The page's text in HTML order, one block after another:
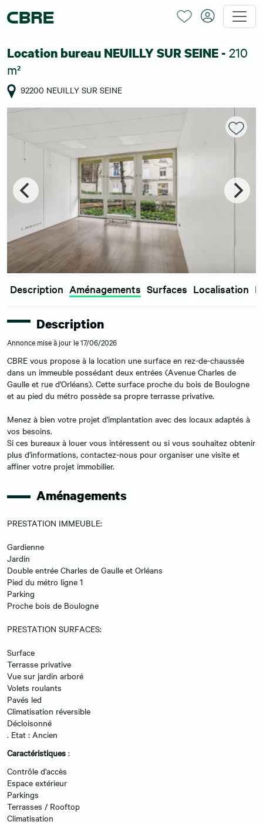
Location bureau NEUILLY SUR SEINE - 210
m²
92200 NEUILLY SUR SEINE
Description Aménagements Surfaces Localisation
Description
Annonce mise à jour le 17/06/2026
CBRE vous propose à la location une surface en rez-de-chaussée
dans un immeuble possédant deux entrées (Avenue Charles de
Gaulle et rue d'Orléans). Cette surface proche du bois de Boulogne
et au pied du métro possède sa propre terrasse privative.
Menez à bien votre projet d'implantation avec des locaux adaptés à
vos besoins.
Si ces bureaux à louer vous intéressent ou si vous souhaitez obtenir
plus d'informations, contactez-nous pour organiser une visite et
affiner votre projet immobilier.
Aménagements
PRESTATION IMMEUBLE:
Gardienne
Jardin
Double entrée Charles de Gaulle et Orléans
Pied du métro ligne 1
Parking
Proche bois de Boulogne
PRESTATION SURFACES:
Surface
Terrasse privative
Vue sur jardin arboré
Volets roulants
Pavés led
Climatisation réversible
Décloisonné
. Etat : Ancien
Caractéristiques :
Contrôle d'accès
Espace extérieur
Parkings
Terrasses / Rooftop
Climatisation